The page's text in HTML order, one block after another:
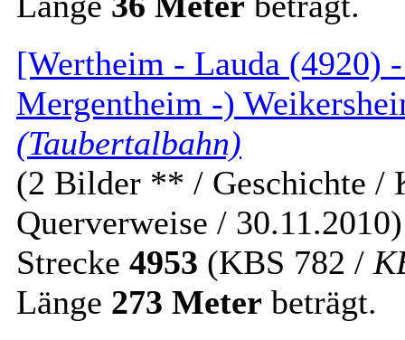
[Wertheim - Lauda (4920)
Mergentheim -)
(Taubertalbahn)
(2 Bilder ** / Geschichte /
Querverweise / 30.11.2010)
Strecke 4953 (KBS 782 /
Länge 273 Meter beträgt.